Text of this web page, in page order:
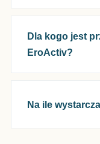
Dla kogo jest
EroActiv?
Na ile